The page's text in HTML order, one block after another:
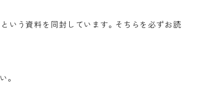
いう資料を同封しています。そちらを必ずお読
。